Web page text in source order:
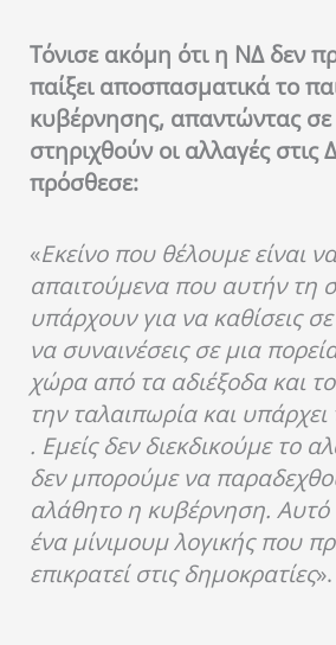
Τόνισε ακόμη ότι η ΝΔ δεν
παίξει αποσπασματικά το
κυβέρνησης, απαντώντας
στηριχθούν οι αλλαγές στις
πρόσθεσε:
«Εκείνο που θέλουμε είναι
απαιτούμενα που αυτήν τη
υπάρχουν για να καθίσεις
να συναινέσεις σε μια
χώρα από τα αδιέξοδα και
την ταλαιπωρία και υπάρχει
. Εμείς δεν διεκδικούμε το
δεν μπορούμε να
αλάθητο η κυβέρνηση. Αυτό
ένα μίνιμουμ λογικής που
επικρατεί στις δημοκρατίες».